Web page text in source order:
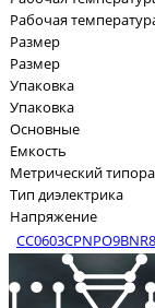
Рабочая
Размер
Размер
Упаковка
Упаковка
Основные
Емкость
Метрический
Тип диэлектрика
Напряжение